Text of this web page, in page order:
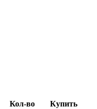
Кол-во
Купить